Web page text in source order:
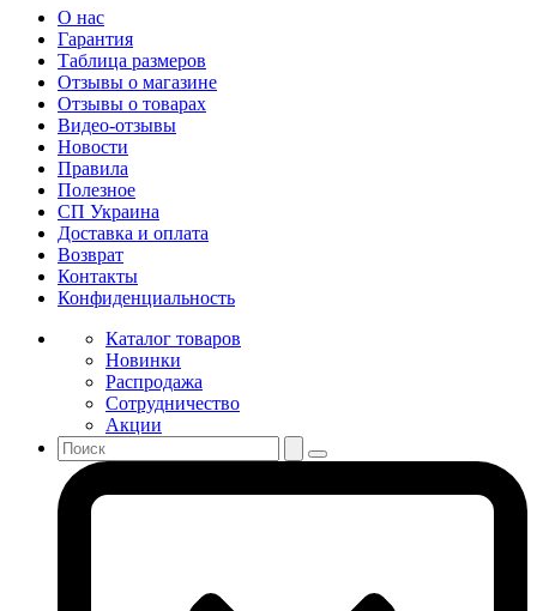
О нас
Гарантия
Таблица размеров
Отзывы о магазине
Отзывы о товарах
Видео-отзывы
Новости
Правила
Полезное
СП Украина
Доставка и оплата
Возврат
Контакты
Конфиденциальность
Каталог товаров
Новинки
Распродажа
Сотрудничество
Акции